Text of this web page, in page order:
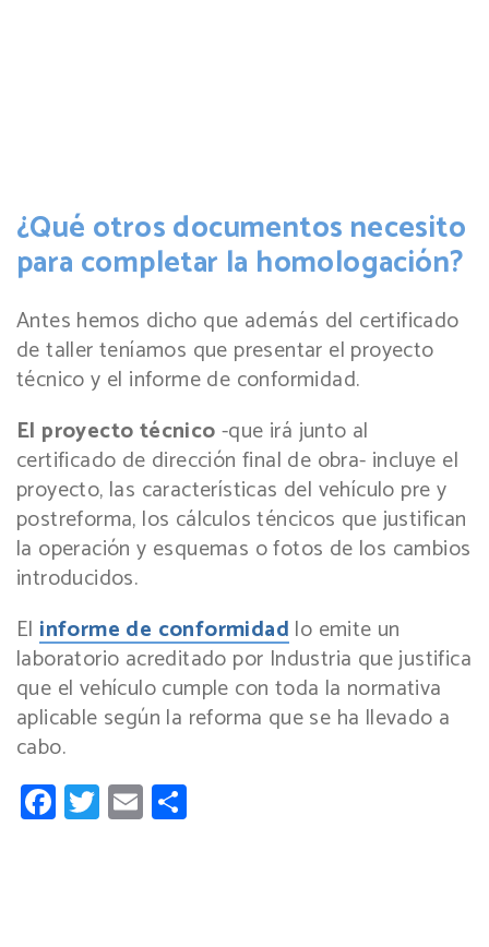
¿Qué otros documentos necesito
para completar la homologación?
Antes hemos dicho que además del certificado
de taller teníamos que presentar el proyecto
técnico y el informe de conformidad.
El proyecto técnico-que irá junto al
certificado de dirección final de obra- incluye el
proyecto, las características del vehículo pre y
postreforma, los cálculos téncicos que justifican
la operación y esquemas o fotos de los cambios
introducidos.
El informe de conformidad lo emite un
laboratorio acreditado por Industria que justifica
que el vehículo cumple con toda la normativa
aplicable según la reforma que se ha llevado a
cabo.
Facebook
Twitter
Email